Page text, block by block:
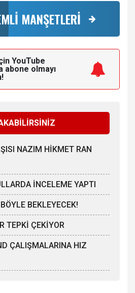
MANŞETLERİ
YouTube
abone olmayı
NAZIM HİKMET RAN
İNCELEME YAPTI
BEKLEYECEK!
TEPKİ ÇEKİYOR
ÇALIŞMALARINA HIZ